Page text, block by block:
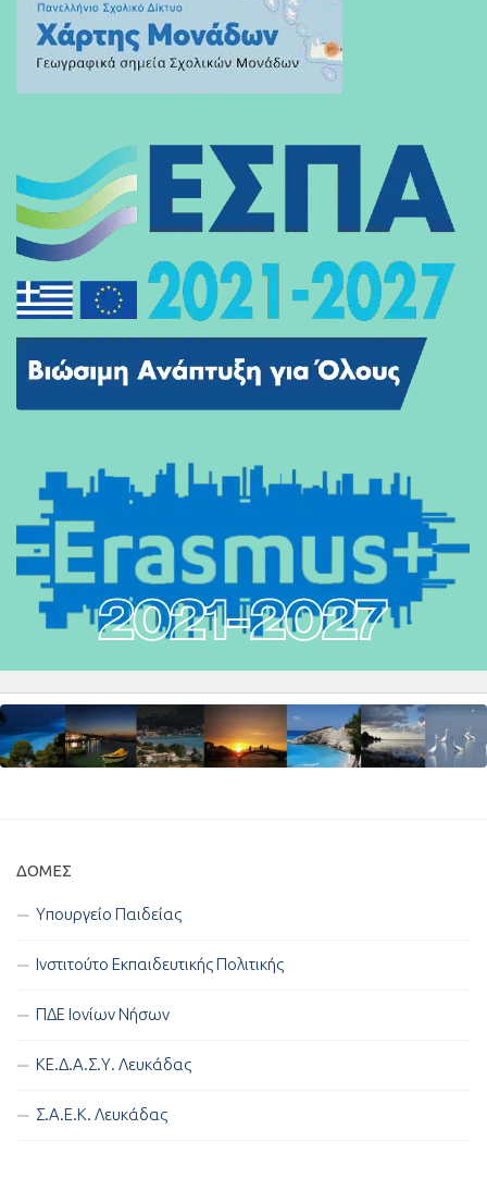
ΔΟΜΈΣ
Υπουργείο Παιδείας
Ινστιτούτο Εκπαιδευτικής Πολιτικής
ΠΔΕ Ιονίων Νήσων
ΚΕ.Δ.Α.Σ.Υ. Λευκάδας
Σ.Α.Ε.Κ. Λευκάδας